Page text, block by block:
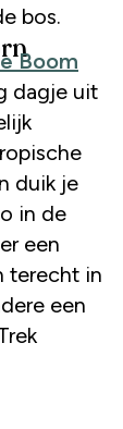
bos.
Boom
dagje uit
duik je
in de
een
terecht in
een